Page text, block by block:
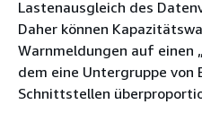
Lastenausgleich des
Daher können
Warnmeldungen auf einen
dem eine Untergruppe von
Schnittstellen